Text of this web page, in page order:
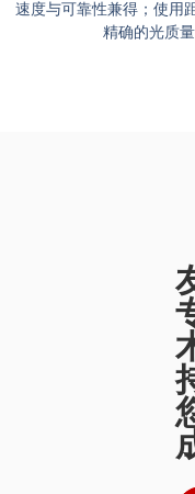
速度与可靠性兼得；使用
精确的光质